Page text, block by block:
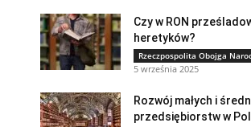
Czy w RON
heretyków?
Rzeczpospolita Obojga
5 września 2025
Rozwój małych i
przedsiębiorstw w